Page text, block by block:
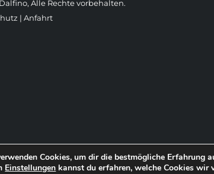
Alle Rechte vorbehalten.
| Anfahrt
Cookies, um dir die bestmögliche Erfahrung
Einstellungen kannst du erfahren, welche Cookies wir